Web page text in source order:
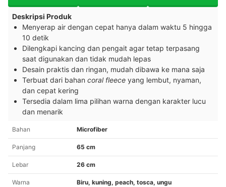
Deskripsi Produk
Menyerap air dengan cepat hanya dalam waktu 5 hingga
10 detik
Dilengkapi kancing dan pengait agar tetap terpasang
saat digunakan dan tidak mudah lepas
Desain praktis dan ringan, mudah dibawa ke mana saja
Terbuat dari bahan coral fleece yang lembut, nyaman,
dan cepat kering
Tersedia dalam lima pilihan warna dengan karakter lucu
dan menarik
Bahan Microfiber
Panjang 65 cm
Lebar 26 cm
Warna Biru, kuning, peach, tosca, ungu